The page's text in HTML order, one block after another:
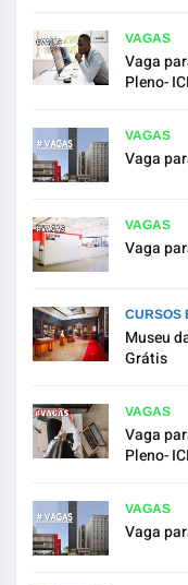
VAGAS
Vaga
Pleno-
VAGAS
Vaga
VAGAS
Vaga
CURSOS
Museu
Grátis
VAGAS
Vaga
Pleno-
VAGAS
Vaga